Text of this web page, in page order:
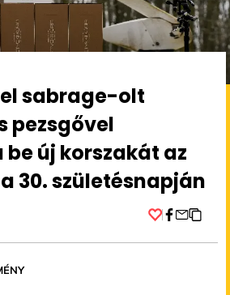
sabrage-olt
pezsgővel
új korszakát az
30. születésnapján